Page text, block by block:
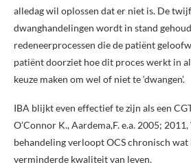
alledag wil oplossen dat er niet is. De
dwanghandelingen wordt in stand
redeneerprocessen die de patiënt
patiënt doorziet hoe dit proces werkt in
keuze maken om wel of niet te ‘dwangen’.
IBA blijkt even effectief te zijn als een
O’Connor K., Aardema,F. e.a. 2005;
behandeling verloopt OCS chronisch
verminderde kwaliteit van leven.